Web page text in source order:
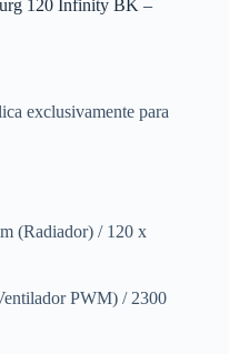
120 Infinity BK –
exclusivamente para
(Radiador) / 120 x
PWM) / 2300